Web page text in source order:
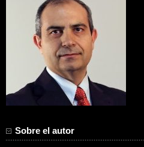
Sobre el autor